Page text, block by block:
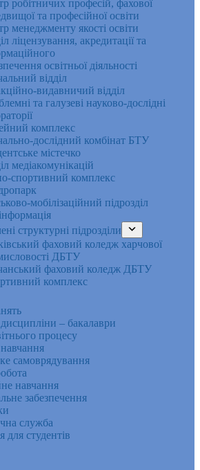
робітничих професій, фахової
та професійної освіти
менеджменту якості освіти
ліцензування, акредитації та
освітньої діяльності
відділ
видавничий відділ
та галузеві науково-дослідні
комплекс
дослідний комбінат БТУ
містечко
медіакомунікацій
спортивний комплекс
мобілізаційний підрозділ
структурні підрозділи
фаховий коледж харчової
ДБТУ
фаховий коледж ДБТУ
комплекс
дисципліни – бакалаври
процесу
самоврядування
навчання
забезпечення
служба
для студентів